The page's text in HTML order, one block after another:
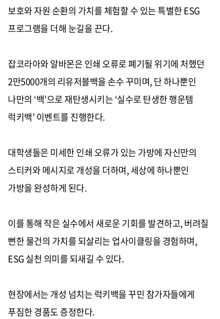
보호와 자원 순환의 가치를 체험할 수 있는 특별한ESG
프로그램을 더해 눈길을 끈다.
잡코라아와 알바몬은 인쇄 오류로 폐기될 위기에 처했던
2만5000개의 리유저블백을 손수 꾸미며,단 하나뿐인
나만의 ‘백’으로 재탄생시키는‘실수로 탄생한 행운템
럭키백’이벤트를 진행한다.
대학생들은 미세한 인쇄 오류가 있는 가방에 자신만의
스티커와 메시지로 개성을 더하며,세상에 하나뿐인
가방을 완성하게 된다.
이를 통해 작은 실수에서 새로운 기회를 발견하고,버려질
뻔한 물건의 가치를 되살리는 업사이클링을 경험하며,
ESG실천 의미를 되새길 수 있다.
현장에서는 개성 넘치는 럭키백을 꾸민 참가자들에게
푸짐한 경품도 증정한다.